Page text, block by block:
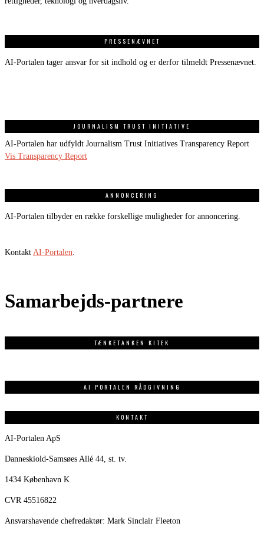
PRESSENÆVNET
AI-Portalen tager ansvar for sit indhold og er derfor tilmeldt Pressenævnet.
JOURNALISM TRUST INITIATIVE
AI-Portalen har udfyldt Journalism Trust Initiatives Transparency Report
Vis Transparency Report
ANNONCERING
AI-Portalen tilbyder en række forskellige muligheder for annoncering.
Kontakt AI-Portalen
Samarbejds-partnere
TÆNKETANKEN KITEK
AI PORTALEN RÅDGIVNING
KONTAKT
AI-Portalen ApS
Danneskiold-Samsøes Allé 44, st. tv.
1434 København K
CVR 45516822
Ansvarshavende chefredaktør: Mark Sinclair Fleeton